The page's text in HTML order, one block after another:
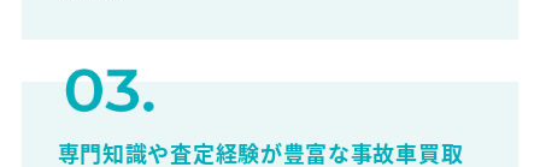
専門知識や査定経験が豊富な事故車買取